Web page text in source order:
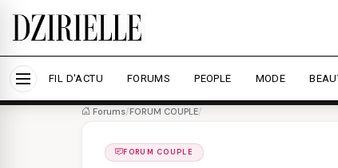
Nous utilisons des cookies pour améliorer votre
Accepter tout
FIL D'ACTU FORUMS PEOPLE MODE
Forums/FORUM COUPLE/
FORUM COUPLE